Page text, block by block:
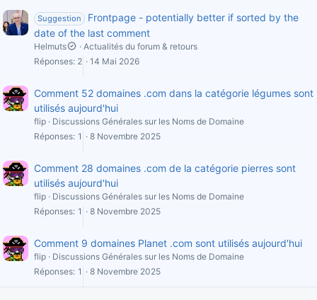
Suggestion
Frontpage - potentially better if sorted by the
date of the last comment
Helmuts
Actualités du forum & retours
Réponses 2 14 Mai 2026
Comment 52 domaines .com dans la catégorie légumes sont
utilisés aujourd'hui
flip
Discussions Générales sur les Noms de Domaine
Réponses 1 8 Novembre 2025
Comment 28 domaines .com de la catégorie pierres sont
utilisés aujourd'hui
flip
Discussions Générales sur les Noms de Domaine
Réponses 1 8 Novembre 2025
Comment 9 domaines Planet .com sont utilisés aujourd'hui
flip
Discussions Générales sur les Noms de Domaine
Réponses 1 8 Novembre 2025